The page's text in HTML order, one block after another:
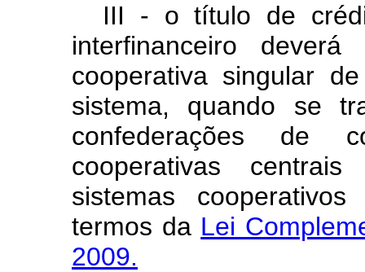
III - o título de
interfinanceiro
cooperativa singular
sistema, quando se
confederações de
cooperativas
sistemas
termos da Lei
2009.